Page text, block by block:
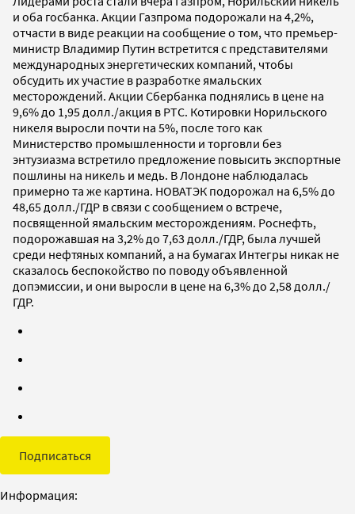
и оба госбанка. Акции Газпрома подорожали на 4,2%,
отчасти в виде реакции на сообщение о том, что премьер-
министр Владимир Путин встретится с представителями
международных энергетических компаний, чтобы
обсудить их участие в разработке ямальских
месторождений. Акции Сбербанка поднялись в цене на
9,6% до 1,95 долл./акция в РТС. Котировки Норильского
никеля выросли почти на 5%, после того как
Министерство промышленности и торговли без
энтузиазма встретило предложение повысить экспортные
пошлины на никель и медь. В Лондоне наблюдалась
примерно та же картина. НОВАТЭК подорожал на 6,5% до
48,65 долл./ГДР в связи с сообщением о встрече,
посвященной ямальским месторождениям. Роснефть,
подорожавшая на 3,2% до 7,63 долл./ГДР, была лучшей
среди нефтяных компаний, а на бумагах Интегры никак не
сказалось беспокойство по поводу объявленной
допэмиссии, и они выросли в цене на 6,3% до 2,58 долл./
ГДР.
Подписаться
Информация: